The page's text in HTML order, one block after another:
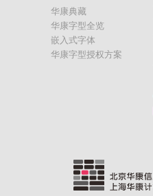
华康典藏
华康字型全览
嵌入式字体
华康字型授权方案